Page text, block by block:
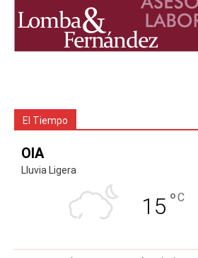
El Tiempo
OIA
Lluvia Ligera
15 °C